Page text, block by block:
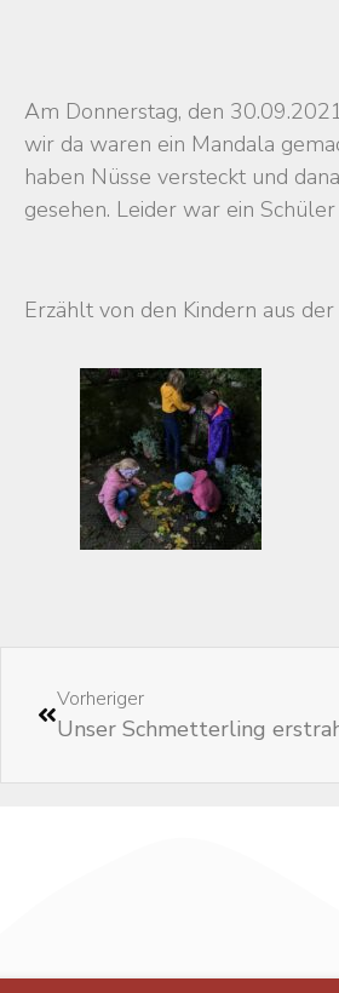
Am Donnerstag, den
wir da waren ein Mandala
haben Nüsse versteckt und
gesehen. Leider war ein Schüler
Erzählt von den Kindern aus der
Vorheriger
Unser Schmetterling